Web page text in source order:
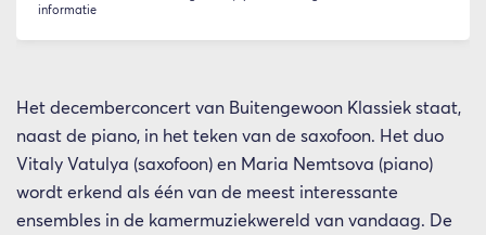
informatie
Het decemberconcert van Buitengewoon Klassiek staat,
naast de piano, in het teken van de saxofoon. Het duo
Vitaly Vatulya (saxofoon) en Maria Nemtsova (piano)
wordt erkend als één van de meest interessante
ensembles in de kamermuziekwereld van vandaag. De